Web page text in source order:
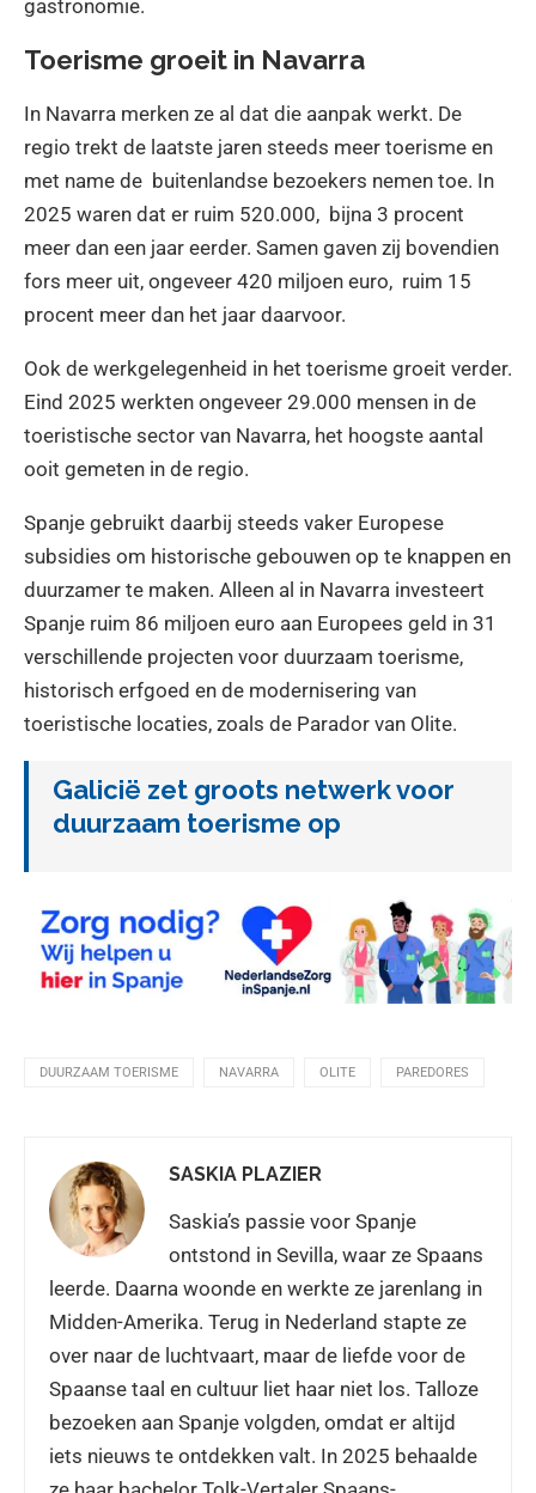
gastronomie.
Toerisme groeit in Navarra
In Navarra merken ze al dat die aanpak werkt. De
regio trekt de laatste jaren steeds meer toerisme en
met name de buitenlandse bezoekers nemen toe. In
2025 waren dat er ruim 520.000, bijna 3 procent
meer dan een jaar eerder. Samen gaven zij bovendien
fors meer uit, ongeveer 420 miljoen euro, ruim 15
procent meer dan het jaar daarvoor.
Ook de werkgelegenheid in het toerisme groeit verder.
Eind 2025 werkten ongeveer 29.000 mensen in de
toeristische sector van Navarra, het hoogste aantal
ooit gemeten in de regio.
Spanje gebruikt daarbij steeds vaker Europese
subsidies om historische gebouwen op te knappen en
duurzamer te maken. Alleen al in Navarra investeert
Spanje ruim 86 miljoen euro aan Europees geld in 31
verschillende projecten voor duurzaam toerisme,
historisch erfgoed en de modernisering van
toeristische locaties, zoals de Parador van Olite.
Galicië zet groots netwerk voor
duurzaam toerisme op
DUURZAAM TOERISME NAVARRA OLITE PAREDORES
SASKIA PLAZIER
Saskia’s passie voor Spanje
ontstond in Sevilla, waar ze Spaans
leerde. Daarna woonde en werkte ze jarenlang in
Midden-Amerika. Terug in Nederland stapte ze
over naar de luchtvaart, maar de liefde voor de
Spaanse taal en cultuur liet haar niet los. Talloze
bezoeken aan Spanje volgden, omdat er altijd
iets nieuws te ontdekken valt. In 2025 behaalde